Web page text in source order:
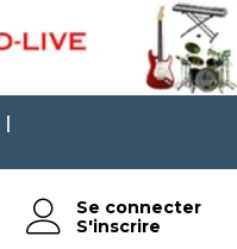
Se connecter
S'inscrire